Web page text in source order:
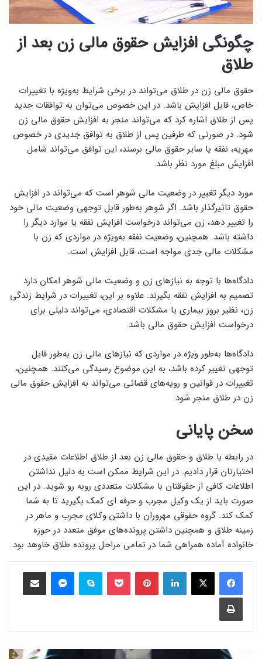
چگونگی افزایش حقوق مالی زن بعد از
طلاق
حقوق مالی زن در طلاق می‌تواند در برخی شرایط به‌ویژه با تغییرات
خاص، قابل افزایش باشد. در این خصوص می‌توان به توافقات جدید
پس از طلاق اشاره کرد که می‌تواند منجر به افزایش حقوق مالی زن
شود. در صورتی که طرفین پس از طلاق به توافق جدیدی در خصوص
مهریه، نفقه یا سایر حقوق مالی برسند، این توافق می‌تواند شامل
افزایش مبلغ مورد نظر باشد.
مورد دیگر تغییر در وضعیت مالی شوهر است که می‌تواند در افزایش
حقوق تاثیرگذار باشد. اگر شوهر به‌طور قابل توجهی وضعیت مالی خود
را تغییر دهد، زن می‌تواند درخواست افزایش نفقه یا موارد دیگر را
داشته باشد. همچنین، وضعیت نفقه به‌ویژه در مواردی که زن با
مشکلات مالی جدی مواجه است، قابل افزایش است.
دادگاه‌ها با توجه به نیازهای زن و وضعیت مالی شوهر امکان دارد
تصمیم به افزایش نفقه بگیرند. علاوه بر این، تغییرات در شرایط زندگی
زن، نظیر بروز بیماری یا مشکلات اقتصادی، می‌تواند دلیلی برای
درخواست افزایش حقوق مالی باشد.
دادگاه‌ها به‌طور ویژه در مواردی که نیازهای مالی زن به‌طور قابل
توجهی تغییر کرده باشد، به این موضوع رسیدگی می‌کنند. همچنین،
تغییرات در قوانین و رویه‌های قضائی می‌تواند به افزایش حقوق مالی
زن در طلاق منجر شود.
سخن پایانی
در رابطه با طلاق و حقوق مالی زن بعد از طلاق اطلاعات مفیدی در
اختیارتان قرار دادیم. در این شرایط ممکن است به دلیل نداشتن
اطلاعات کافی از حقوقتان با مشکلات متعددی روبه رو شوید. در این
صورت باید از یک وکیل مجرب و حرفه ای کمک بگیرید تا به شما
کمک کند. گروه حقوقی مهروران با داشتن وکلای مجرب و ماهر در
زمینه طلاق و همچنین داشتن پرونده‌های موفق متعدد در حوزه
خانواده آماده همراهی شما در تمامی مراحل پرونده طلاق خاوهد بود.
فیس بوک X لینکدین ‫پین‌ترستپاکت Skype
Messengerاشتراک گذاری از طریق ایمیل
چاپ